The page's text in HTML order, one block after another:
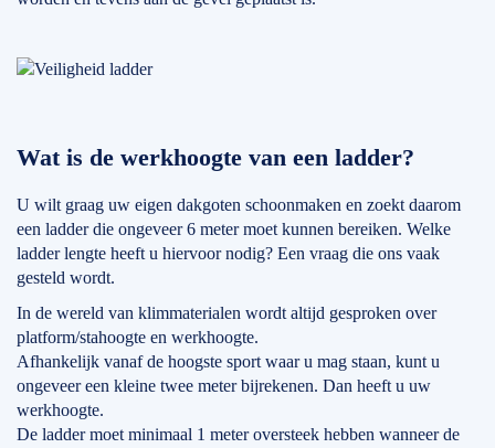
Wat is de werkhoogte van een ladder?
U wilt graag uw eigen dakgoten schoonmaken en zoekt daarom
een ladder die ongeveer 6 meter moet kunnen bereiken. Welke
ladder lengte heeft u hiervoor nodig? Een vraag die ons vaak
gesteld wordt.
In de wereld van klimmaterialen wordt altijd gesproken over
platform/stahoogte en werkhoogte.
Afhankelijk vanaf de hoogste sport waar u mag staan, kunt u
ongeveer een kleine twee meter bijrekenen. Dan heeft u uw
werkhoogte.
De ladder moet minimaal 1 meter oversteek hebben wanneer de